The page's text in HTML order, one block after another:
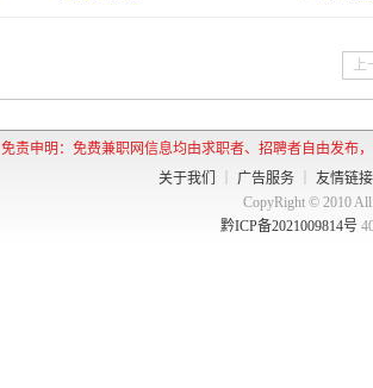
上
免责申明：免费兼职网信息均由求职者、招聘者自由发布
关于我们
广告服务
友情链接
CopyRight © 2010
黔ICP备2021009814号